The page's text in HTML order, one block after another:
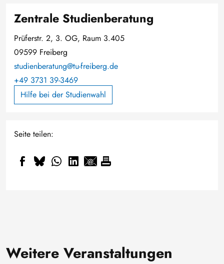
Zentrale Studienberatung
Prüferstr. 2, 3. OG, Raum 3.405
09599 Freiberg
studienberatung@tu-freiberg.de
+49 3731 39-3469
Hilfe bei der Studienwahl
Seite teilen:
Weitere Veranstaltungen